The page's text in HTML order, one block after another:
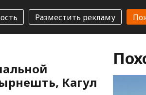
Разместить рекламу
Кагул